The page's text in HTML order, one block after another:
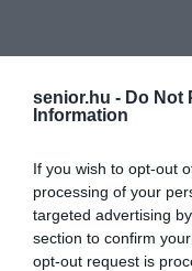
senior.hu - Do Not
Information
If you wish to opt-out
processing of your
targeted advertising
section to confirm
opt-out request is